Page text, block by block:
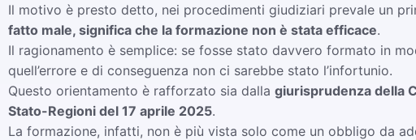
Il motivo è presto detto, nei procedimenti giudiziari prevale un
fatto male, significa che la formazione non è stata efficace.
Il ragionamento è semplice: se fosse stato davvero formato in
quell’errore e di conseguenza non ci sarebbe stato l’infortunio.
Questo orientamento è rafforzato sia dalla giurisprudenza della
Stato-Regioni del 17 aprile 2025.
La formazione, infatti, non è più vista solo come un obbligo da